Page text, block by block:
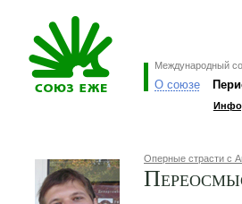
Международный
О союзе
Оперные страсти с